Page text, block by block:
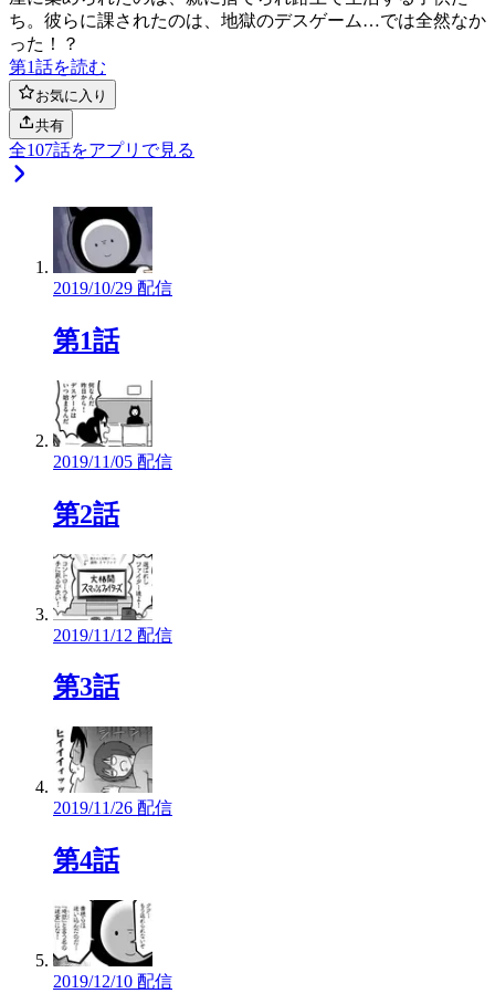
ち。彼らに課されたのは、地獄のデスゲーム…では全然なか
った！？
第1話を読む
お気に入り
共有
全107話をアプリで見る
2019/10/29 配信
第1話
2019/11/05 配信
第2話
2019/11/12 配信
第3話
2019/11/26 配信
第4話
2019/12/10 配信